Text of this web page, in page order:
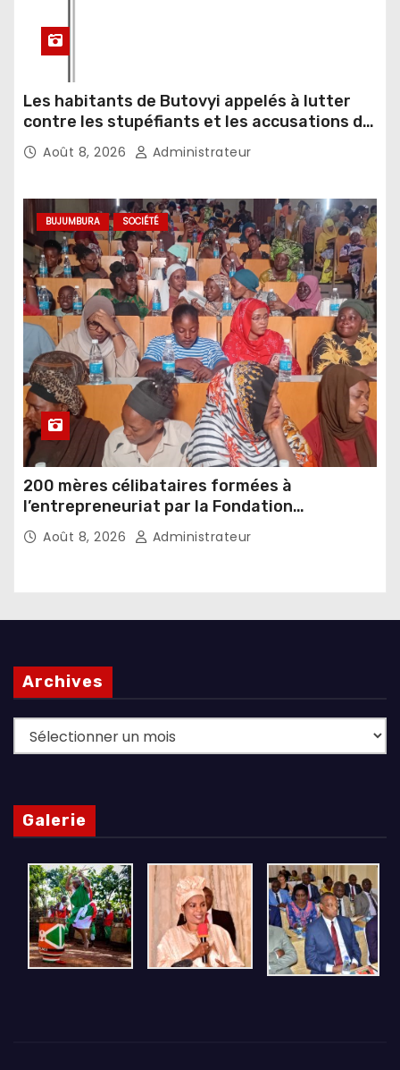
Les habitants de Butovyi appelés à lutter
contre les stupéfiants et les accusations de
sorcellerie
Août 8, 2026 Administrateur
BUJUMBURA SOCIÉTÉ
200 mères célibataires formées à
l’entrepreneuriat par la Fondation
Umugiraneza et l’OPDD
Août 8, 2026 Administrateur
Archives
Archives
Galerie